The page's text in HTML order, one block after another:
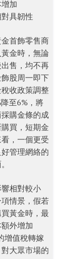
加
具韌性
首飾零售商
金時，無論
售，均不再
股周一即下
收政策調整
至6%，將
購金條的成
買，短期金
，一個更受
管理網絡的
相對較小
情景，假若
黃金時，最
外增加
增值稅轉嫁
大眾市場的